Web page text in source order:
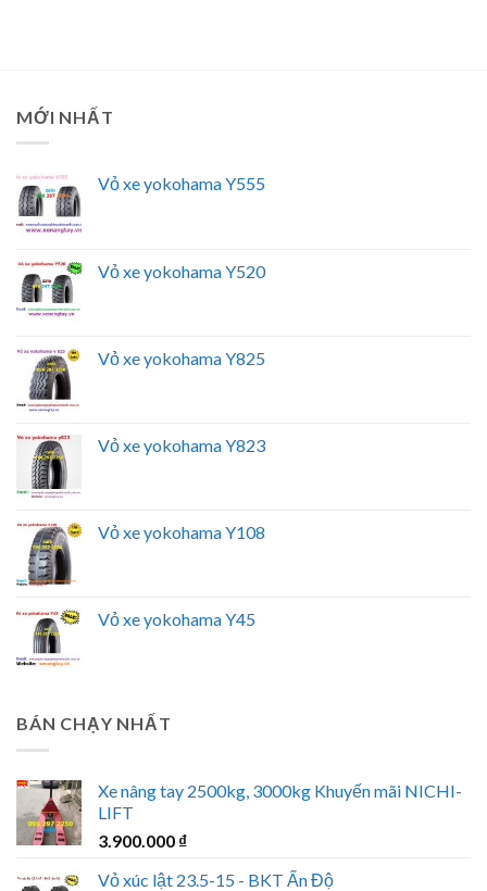
MỚI NHẤT
Vỏ xe yokohama Y555
Vỏ xe yokohama Y520
Vỏ xe yokohama Y825
Vỏ xe yokohama Y823
Vỏ xe yokohama Y108
Vỏ xe yokohama Y45
BÁN CHẠY NHẤT
Xe nâng tay 2500kg, 3000kg Khuyến mãi NICHI-
LIFT
3.900.000 ₫
Vỏ xúc lật 23.5-15 - BKT Ấn Độ